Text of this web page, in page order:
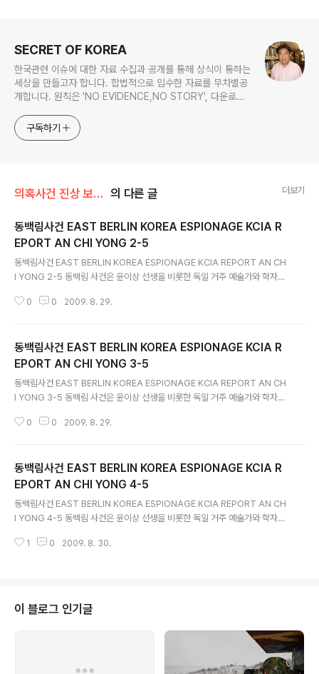
SECRET OF KOREA
한국관련 이슈에 대한 자료 수집과 공개를 통해 상식이 통하는
세상을 만들고자 합니다. 합법적으로 입수한 자료를 무차별공
개합니다. 원칙은 'NO EVIDENCE,NO STORY', 다운로드
jesim56@gmail.com, 안보일때는 구글리더나 RSS로!!
구독하기
의혹사건 진상 보고서 전문/동백림사건 의 다른 글 더보기
동백림사건 EAST BERLIN KOREA ESPIONAGE KCIA R
EPORT AN CHI YONG 2-5
동백림사건 EAST BERLIN KOREA ESPIONAGE KCIA REPORT AN CH
I YONG 2-5 동백림 사건은 윤이상 선생을 비롯한 독일 거주 예술가와 학자등
1967년 7월 8일 멧돼지 김형욱이 동베를린을 거점으로 한 반정부 간첩단 사
림없습니다 중앙정보부는 이응로, 윤이상, 김중태, 현승일, 황성모, 임석진씨등
무려 백94명이 동베를린을 거점으로 대남적화공작을 벌였다고 주장했습니다 1
958년부터 1967년까지 무려 약 10년간 동독주재 북한대사관을 드나들며 이
0 0 2009. 8. 29.
동백림사건 EAST BERLIN KOREA ESPIONAGE KCIA R
EPORT AN CHI YONG 3-5
동백림사건 EAST BERLIN KOREA ESPIONAGE KCIA REPORT AN CH
I YONG 3-5 동백림 사건은 윤이상 선생을 비롯한 독일 거주 예술가와 학자등
1967년 7월 8일 멧돼지 김형욱이 동베를린을 거점으로 한 반정부 간첩단 사
림없습니다 중앙정보부는 이응로, 윤이상, 김중태, 현승일, 황성모, 임석진씨등
무려 백94명이 동베를린을 거점으로 대남적화공작을 벌였다고 주장했습니다 1
958년부터 1967년까지 무려 약 10년간 동독주재 북한대사관을 드나들며 이
0 0 2009. 8. 29.
동백림사건 EAST BERLIN KOREA ESPIONAGE KCIA R
EPORT AN CHI YONG 4-5
동백림사건 EAST BERLIN KOREA ESPIONAGE KCIA REPORT AN CH
I YONG 4-5 동백림 사건은 윤이상 선생을 비롯한 독일 거주 예술가와 학자등
1967년 7월 8일 멧돼지 김형욱이 동베를린을 거점으로 한 반정부 간첩단 사
무려 백94명이 동베를린을 거점으로 대남적화공작을 벌였다고 주장했습니다 1
958년부터 1967년까지 무려 약 10년간 동독주재 북한대사관을 드나들며 이
1 0 2009. 8. 30.
이 블로그 인기글